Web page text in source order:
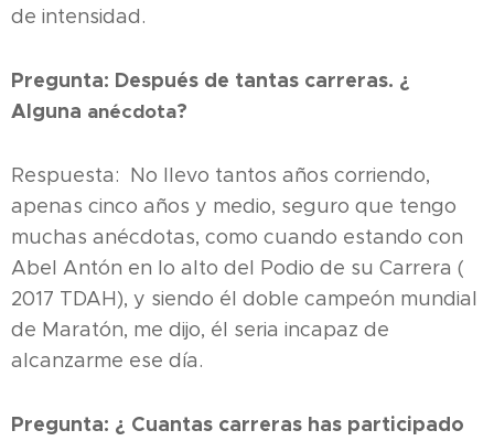
de intensidad.
Pregunta: Después de tantas carreras. ¿
Alguna anécdota?
Respuesta: No llevo tantos años corriendo,
apenas cinco años y medio, seguro que tengo
muchas anécdotas, como cuando estando con
Abel Antón en lo alto del Podio de su Carrera (
2017 TDAH), y siendo él doble campeón mundial
de Maratón, me dijo, él seria incapaz de
alcanzarme ese día.
Pregunta: ¿ Cuantas carreras has participado